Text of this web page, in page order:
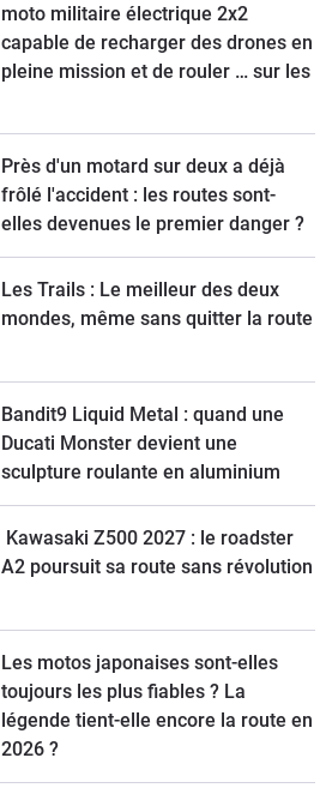
moto militaire électrique 2x2
capable de recharger des drones en
pleine mission et de rouler … sur les
Près d'un motard sur deux a déjà
frôlé l'accident : les routes sont-
elles devenues le premier danger ?
Les Trails : Le meilleur des deux
mondes, même sans quitter la route
Bandit9 Liquid Metal : quand une
Ducati Monster devient une
sculpture roulante en aluminium
Kawasaki Z500 2027 : le roadster
A2 poursuit sa route sans révolution
Les motos japonaises sont-elles
toujours les plus fiables ? La
légende tient-elle encore la route en
2026 ?